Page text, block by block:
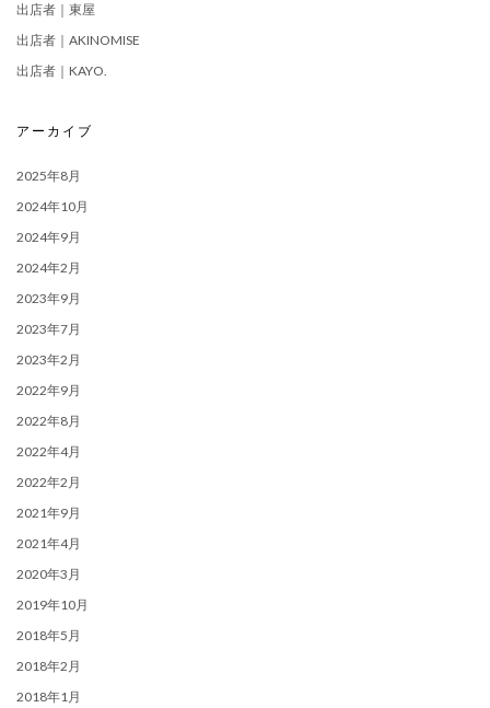
出店者｜東屋
出店者｜AKINOMISE
出店者｜KAYO.
アーカイブ
2025年8月
2024年10月
2024年9月
2024年2月
2023年9月
2023年7月
2023年2月
2022年9月
2022年8月
2022年4月
2022年2月
2021年9月
2021年4月
2020年3月
2019年10月
2018年5月
2018年2月
2018年1月